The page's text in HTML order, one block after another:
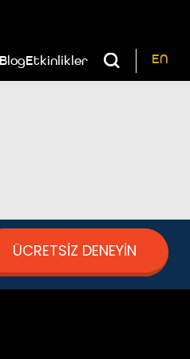
BlogEtkinlikler EN
ÜCRETSİZ DENEYİN